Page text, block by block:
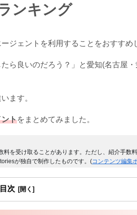
ンキング
ジェントを利用することをおすすめ
ら良いのだろう？」と愛知(名古屋
ます。
トをまとめてみました。
を受け取ることがあります。ただし、紹介手数
が独自で制作したものです。(コンテンツ編集
目次